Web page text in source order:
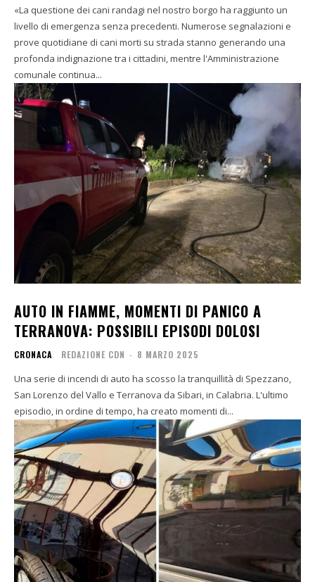
«La questione dei cani randagi nel nostro borgo ha raggiunto un
livello di emergenza senza precedenti. Numerose segnalazioni e
prove quotidiane di cani morti su strada stanno generando una
profonda indignazione tra i cittadini, mentre l'Amministrazione
comunale continua...
AUTO IN FIAMME, MOMENTI DI PANICO A
TERRANOVA: POSSIBILI EPISODI DOLOSI
CRONACA REDAZIONE CDN - 8 MARZO 2025
Una serie di incendi di auto ha scosso la tranquillità di Spezzano,
San Lorenzo del Vallo e Terranova da Sibari, in Calabria. L'ultimo
episodio, in ordine di tempo, ha creato momenti di...